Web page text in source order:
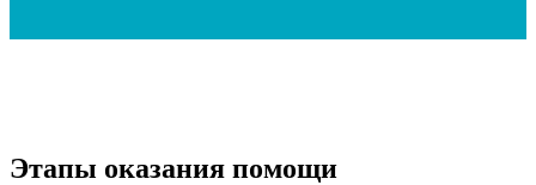
Этапы оказания помощи